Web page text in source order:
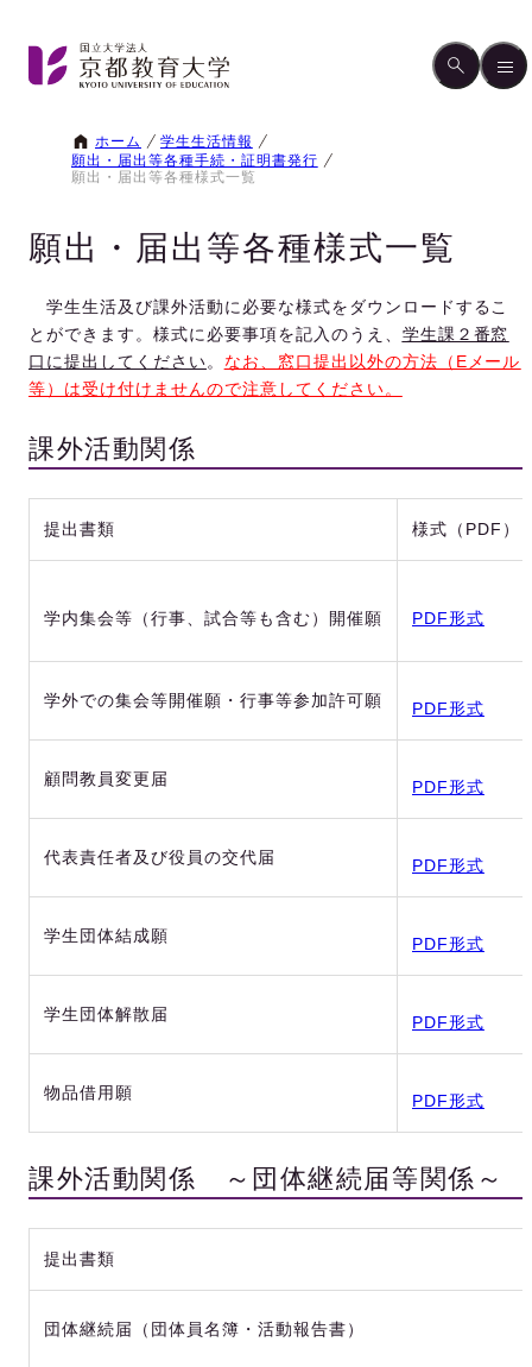
ホーム
学生生活情報
願出・届出等各種手続・証明書発行
願出・届出等各種様式一覧
願出・届出等各種様式一覧
学生生活及び課外活動に必要な様式をダウンロードするこ
とができます。様式に必要事項を記入のうえ、 学生課２番窓
口に提出してください。 なお、窓口提出以外の方法（Eメール
等）は受け付けませんので注意してください。
課外活動関係
提出書類 様式（PDF）
学内集会等（行事、試合等も含む）開催願 PDF形式
学外での集会等開催願・行事等参加許可願 PDF形式
顧問教員変更届 PDF形式
代表責任者及び役員の交代届 PDF形式
学生団体結成願 PDF形式
学生団体解散届 PDF形式
物品借用願 PDF形式
課外活動関係 ～団体継続届等関係～
提出書類
団体継続届（団体員名簿・活動報告書）